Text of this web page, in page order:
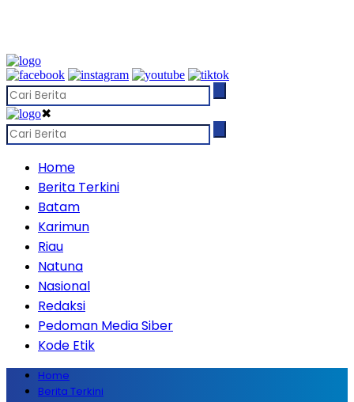
✖
Home
Berita Terkini
Batam
Karimun
Riau
Natuna
Nasional
Redaksi
Pedoman Media Siber
Kode Etik
Home
Berita Terkini